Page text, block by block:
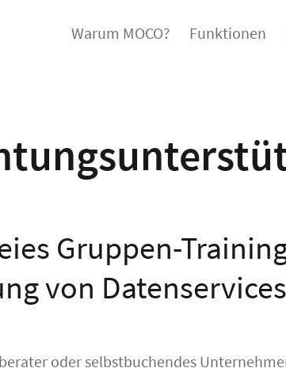
Warum MOCO? Funktionen
Gruppen-
von Datenservices
oder selbstbuchendes